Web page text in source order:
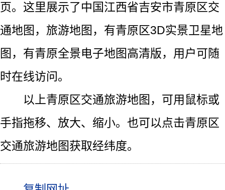
页。这里展示了中国江西省吉安市青原区交
通地图，旅游地图，有青原区3D实景卫星地
图，有青原全景电子地图高清版，用户可随
时在线访问。
以上青原区交通旅游地图，可用鼠标或
手指拖移、放大、缩小。也可以点击青原区
交通旅游地图获取经纬度。